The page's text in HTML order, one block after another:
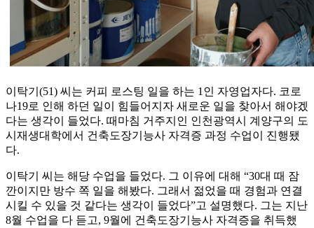
이탁기(51) 씨는 커피 로스팅 일을 하는 1인 자영업자다. 코로
나19로 인해 하던 일이 힘들어지자 새로운 일을 찾아서 해야겠
다는 생각이 들었다. 때마침 거주지인 인천광역시 계양구의 도
시재생대학에서 건축도장기능사 자격증 과정 수업이 진행됐
다.
이탁기 씨는 해당 수업을 들었다. 그 이유에 대해 “30대 때 잠
깐이지만 방수 쪽 일을 해봤다. 그래서 젊었을 때 경험과 연결
시킬 수 있을 것 같다는 생각이 들었다”고 설명했다. 그는 지난
8월 수업을 다 듣고, 9월에 건축도장기능사 자격증을 취득했